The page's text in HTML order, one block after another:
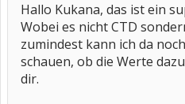
Hallo Kukana, das ist ein
Wobei es nicht CTD
zumindest kann ich da
schauen, ob die Werte
dir.